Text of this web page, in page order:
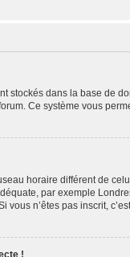
stockés dans la base de
Ce système vous
horaire différent de
par exemple
n’êtes pas inscrit,
!